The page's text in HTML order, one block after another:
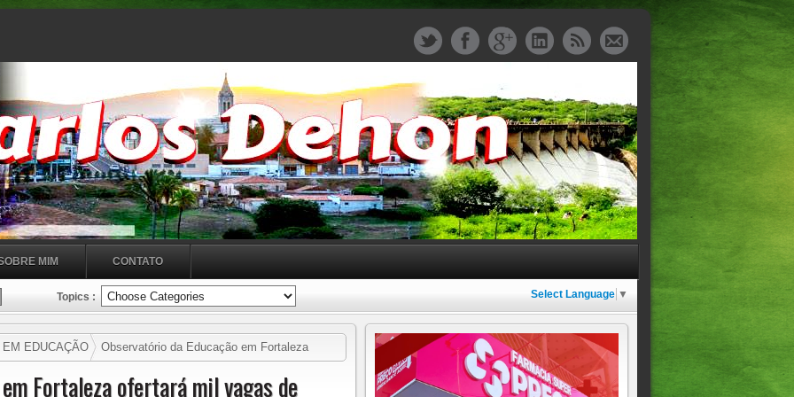
MIM CONTATO
Topics : Select Language ▼
EDUCAÇÃO
Observatório da Educação em Fortaleza
Fortaleza ofertará mil vagas de